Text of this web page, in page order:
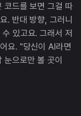
코드를 보면 그걸 따
. 반대 방향, 그러니
있고요. 그래서 저
요. "당신이 AI라면
눈으로만 볼 곳이